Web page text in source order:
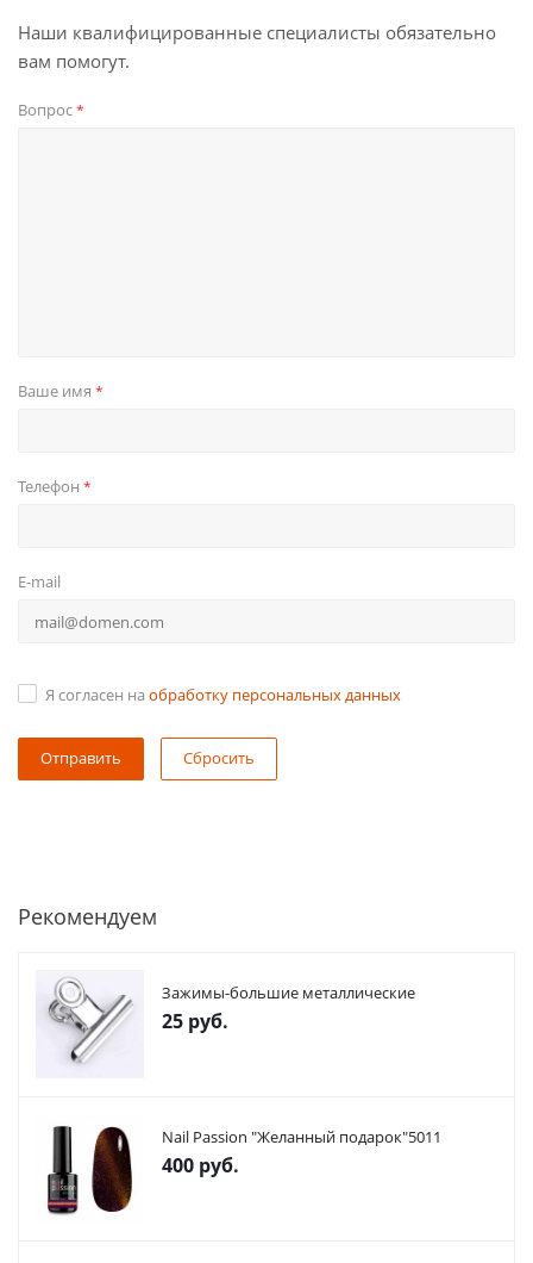
Наши квалифицированные специалисты обязательно
вам помогут.
Вопрос*
Ваше имя *
Телефон *
E-mail
Я согласен на обработку персональных данных
Сбросить
Рекомендуем
Зажимы-большие металлические
25 руб.
Nail Passion "Желанный подарок"5011
400 руб.